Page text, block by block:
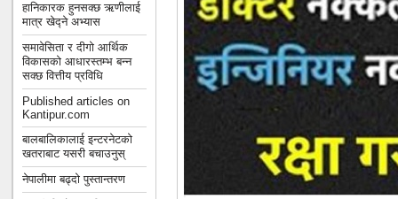
हानिकारक हुनसक्छ ऋणीलाई
मात्र खेद्ने अभ्यास
समावेसिता र दीगो आर्थिक
विकासको आधारस्तम्भ बन्न
सक्छ वित्तीय प्रविधि
Published articles on
Kantipur.com
बालबालिकालाई इन्टरनेटको
खतराबाट यसरी बचाउनुस्
नेपालीमा बढ्दो पुस्तान्तरण